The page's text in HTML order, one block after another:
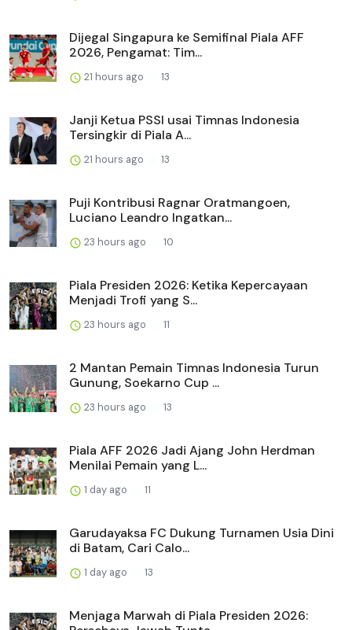
Dijegal Singapura ke Semifinal Piala AFF
2026, Pengamat: Tim...
21 hours ago 13
Janji Ketua PSSI usai Timnas Indonesia
Tersingkir di Piala A...
21 hours ago 13
Puji Kontribusi Ragnar Oratmangoen,
Luciano Leandro Ingatkan...
23 hours ago 10
Piala Presiden 2026: Ketika Kepercayaan
Menjadi Trofi yang S...
23 hours ago 11
2 Mantan Pemain Timnas Indonesia Turun
Gunung, Soekarno Cup ...
23 hours ago 13
Piala AFF 2026 Jadi Ajang John Herdman
Menilai Pemain yang L...
1 day ago 11
Garudayaksa FC Dukung Turnamen Usia Dini
di Batam, Cari Calo...
1 day ago 13
Menjaga Marwah di Piala Presiden 2026: